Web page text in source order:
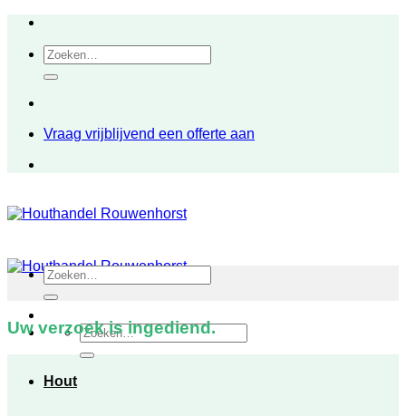
inhoudZoeken
naar:
Vraag vrijblijvend een offerte aan
Zoeken
naar:
Hout
Zoeken
naar:
Uw verzoek is ingediend.